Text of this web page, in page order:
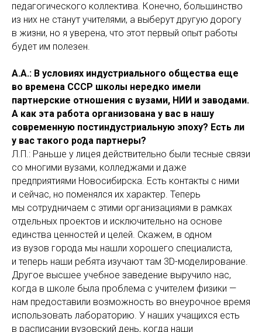
педагогического коллектива. Конечно, большинство
из них не станут учителями, а выберут другую дорогу
в жизни, но я уверена, что этот первый опыт работы
будет им полезен.
А.А.: В условиях индустриального общества еще
во времена СССР школы нередко имели
партнерские отношения с вузами, НИИ и заводами.
А как эта работа организована у вас в нашу
современную постиндустриальную эпоху? Есть ли
у вас такого рода партнеры?
Л.П.: Раньше у лицея действительно были тесные связи
со многими вузами, колледжами и даже
предприятиями Новосибирска. Есть контакты с ними
и сейчас, но поменялся их характер. Теперь
мы сотрудничаем с этими организациями в рамках
отдельных проектов и исключительно на основе
единства ценностей и целей. Скажем, в одном
из вузов города мы нашли хорошего специалиста,
и теперь наши ребята изучают там 3D-моделирование.
Другое высшее учебное заведение выручило нас,
когда в школе была проблема с учителем физики —
нам предоставили возможность во внеурочное время
использовать лабораторию. У наших учащихся есть
в расписании вузовский день, когда наши